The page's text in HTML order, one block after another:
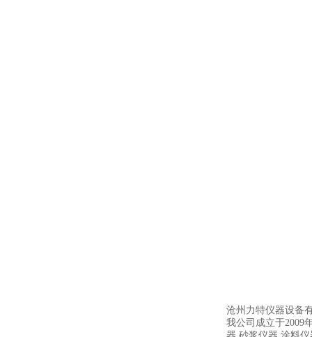
沧州力特仪器设备
我公司成立于2009